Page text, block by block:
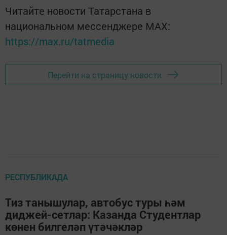
Читайте новости Татарстана в
национальном мессенджере MАХ:
https://max.ru/tatmedia
Перейти на страницу новости
РЕСПУБЛИКАДА
Тиз танышулар, автобус туры һәм
диджей-сетлар: Казанда Студентлар
көнен билгеләп үтәчәкләр